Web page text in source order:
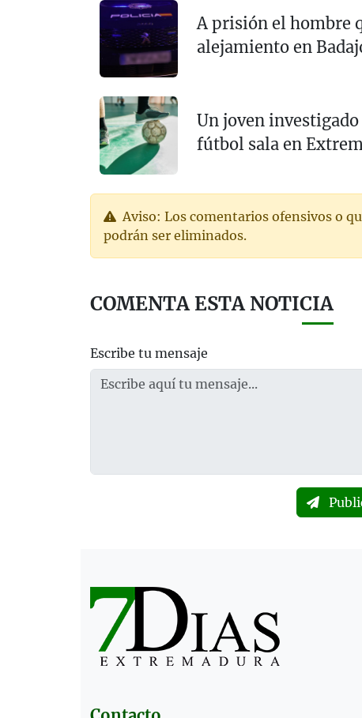
A prisión el hombre
alejamiento en
Un joven
fútbol sala en
Aviso: Los comentarios ofensivos o
podrán ser eliminados.
COMENTA ESTA NOTICIA
Escribe tu mensaje